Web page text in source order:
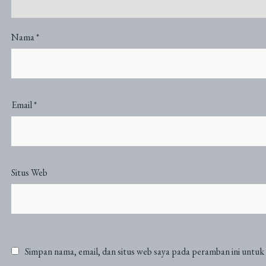
Nama*
Email*
Situs Web
Simpan nama, email, dan situs web saya pada peramban ini